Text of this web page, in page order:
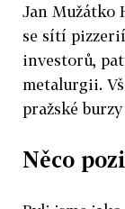
Jan Mužátko
se sítí
investorů,
metalurgii.
pražské
Něco